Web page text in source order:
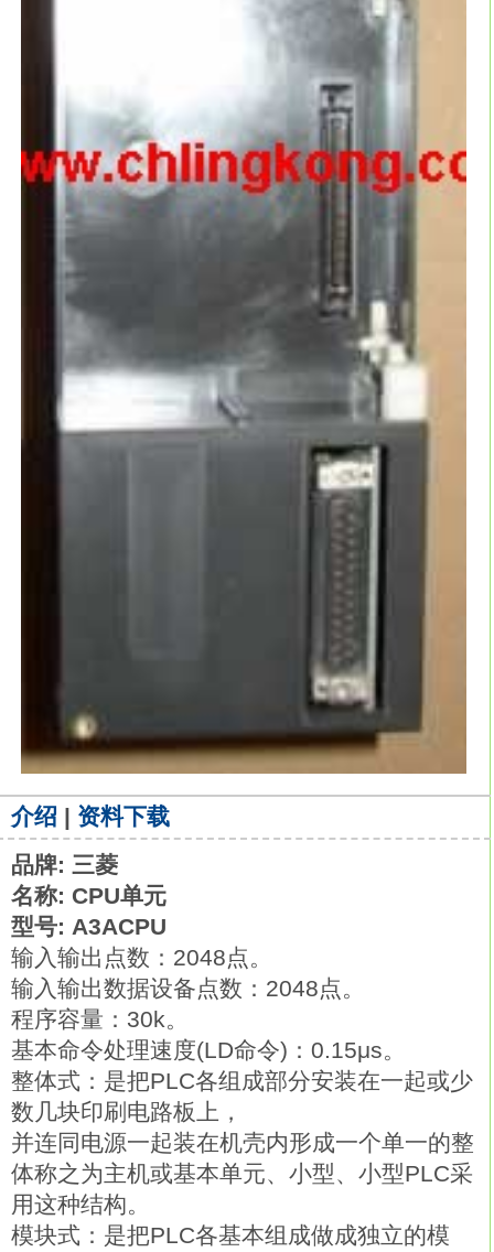
介绍 | 资料下载
品牌: 三菱
名称: CPU单元
型号: A3ACPU
输入输出点数：2048点。
输入输出数据设备点数：2048点。
程序容量：30k。
基本命令处理速度(LD命令)：0.15μs。
整体式：是把PLC各组成部分安装在一起或少
数几块印刷电路板上，
并连同电源一起装在机壳内形成一个单一的整
体称之为主机或基本单元、小型、小型PLC采
用这种结构。
模块式：是把PLC各基本组成做成独立的模